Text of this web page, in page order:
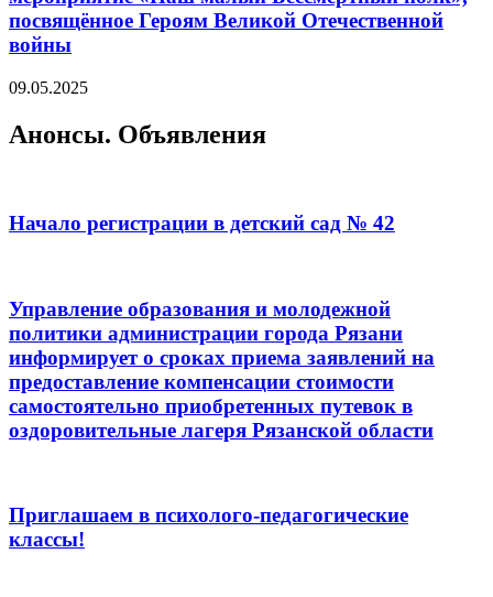
посвящённое Героям Великой Отечественной
войны
09.05.2025
Анонсы. Объявления
Начало регистрации в детский сад № 42
Управление образования и молодежной
политики администрации города Рязани
информирует о сроках приема заявлений на
предоставление компенсации стоимости
самостоятельно приобретенных путевок в
оздоровительные лагеря Рязанской области
Приглашаем в психолого-педагогические
классы!